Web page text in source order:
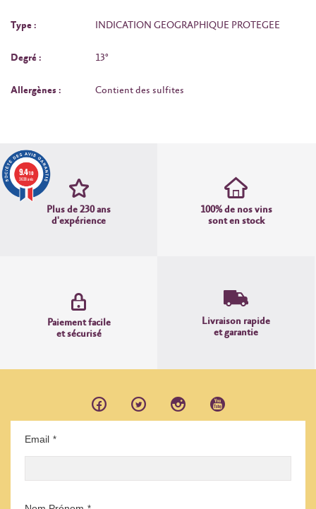
Type : INDICATION GEOGRAPHIQUE PROTEGEE
Degré : 13°
Allergènes : Contient des sulfites
Plus de 230 ans
d'expérience
100% de nos vins
sont en stock
Paiement facile
et sécurisé
Livraison rapide
et garantie
Email *
9.4/10
3638 avis